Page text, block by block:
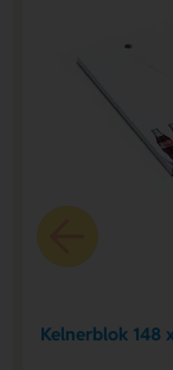
Kelnerblok 148